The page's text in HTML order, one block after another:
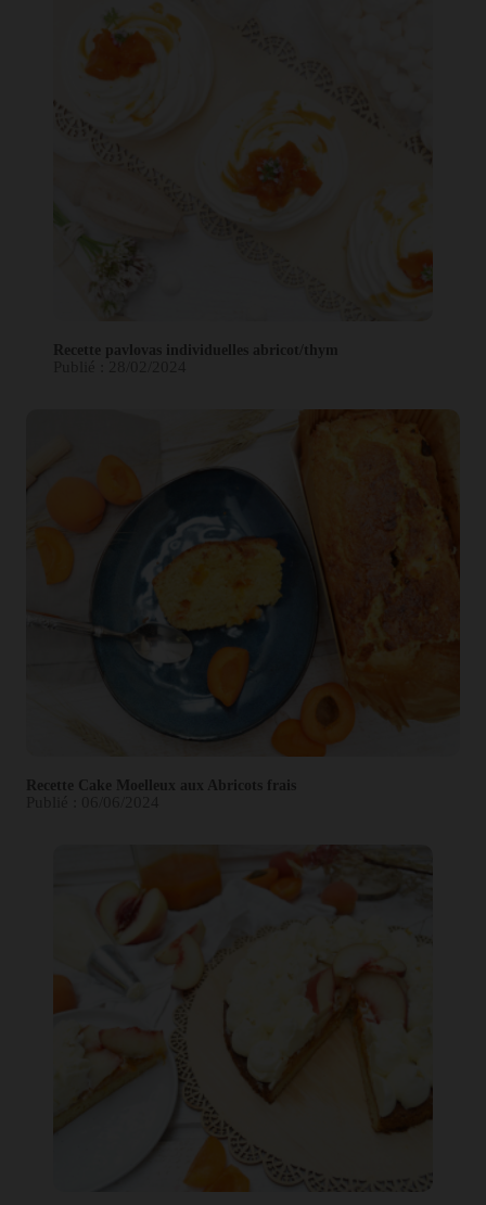
Recette pavlovas individuelles abricot/thym
Recette Cake Moelleux aux Abricots frais